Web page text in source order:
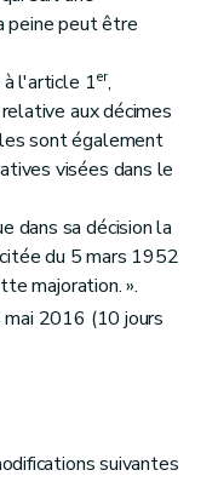
peine peut être
l'article 1er,
aux décimes
sont également
visées dans le
dans sa décision la
du 5 mars 1952
majoration. ».
2016 (10 jours
suivantes